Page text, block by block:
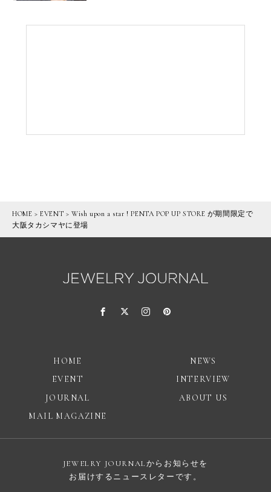
HOME >EVENT >Wish upon a star ! PENTA POP UP STORE が期間限定で
大阪タカシマヤに登場
HOME
NEWS
EVENT
INTERVIEW
JOURNAL
ABOUT US
MAIL MAGAZINE
JEWELRY JOURNALからお知らせを
お届けするニュースレターです。